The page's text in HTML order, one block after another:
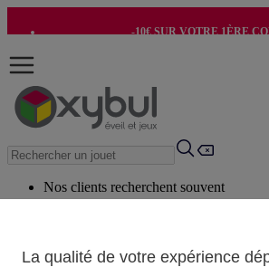
-10€ SUR VOTRE 1ÈRE
Nos clients recherchent souvent
Conseils suggérés
La qualité de votre expérience